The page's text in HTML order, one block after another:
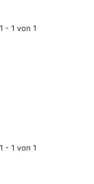
1 - 1 von 1
1 - 1 von 1